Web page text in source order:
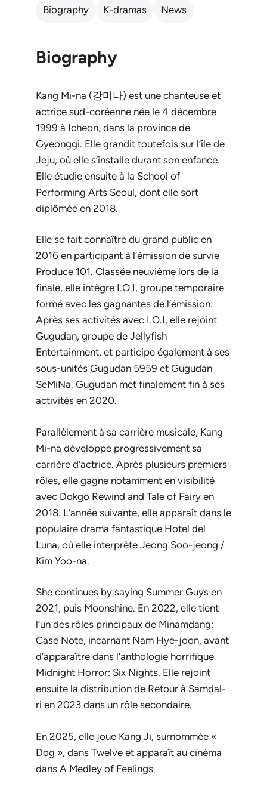
Biography K-dramas News
Biography
Kang Mi-na (강미나) est une chanteuse et
actrice sud-coréenne née le 4 décembre
1999 à Icheon, dans la province de
Gyeonggi. Elle grandit toutefois sur l’île de
Jeju, où elle s’installe durant son enfance.
Elle étudie ensuite à la School of
Performing Arts Seoul, dont elle sort
diplômée en 2018.
Elle se fait connaître du grand public en
2016 en participant à l’émission de survie
Produce 101. Classée neuvième lors de la
finale, elle intègre I.O.I, groupe temporaire
formé avec les gagnantes de l’émission.
Après ses activités avec I.O.I, elle rejoint
Gugudan, groupe de Jellyfish
Entertainment, et participe également à ses
sous-unités Gugudan 5959 et Gugudan
SeMiNa. Gugudan met finalement fin à ses
activités en 2020.
Parallèlement à sa carrière musicale, Kang
Mi-na développe progressivement sa
carrière d’actrice. Après plusieurs premiers
rôles, elle gagne notamment en visibilité
avec Dokgo Rewind and Tale of Fairy en
2018. L’année suivante, elle apparaît dans le
populaire drama fantastique Hotel del
Luna, où elle interprète Jeong Soo-jeong /
Kim Yoo-na.
She continues by saying Summer Guys en
2021, puis Moonshine. En 2022, elle tient
l’un des rôles principaux de Minamdang:
Case Note, incarnant Nam Hye-joon, avant
d’apparaître dans l’anthologie horrifique
Midnight Horror: Six Nights. Elle rejoint
ensuite la distribution de Retour à Samdal-
ri en 2023 dans un rôle secondaire.
En 2025, elle joue Kang Ji, surnommée «
Dog », dans Twelve et apparaît au cinéma
dans A Medley of Feelings.